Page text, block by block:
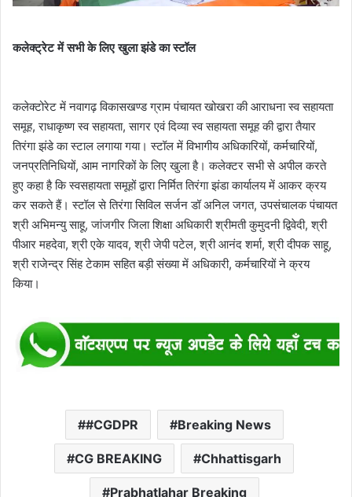
कलेक्ट्रेट में सभी के लिए खुला झंडे का स्टॉल
कलेक्टोरेट में नवागढ़ विकासखण्ड ग्राम पंचायत खोखरा की आराधना स्व सहायता
समूह, राधाकृष्ण स्व सहायता, सागर एवं दिव्या स्व सहायता समूह की द्वारा तैयार
तिरंगा झंडे का स्टाल लगाया गया। स्टॉल में विभागीय अधिकारियों, कर्मचारियों,
जनप्रतिनिधियों, आम नागरिकों के लिए खुला है। कलेक्टर सभी से अपील करते
हुए कहा है कि स्वसहायता समूहों द्वारा निर्मित तिरंगा झंडा कार्यालय में आकर क्रय
कर सकते हैं। स्टॉल से तिरंगा सिविल सर्जन डॉ अनिल जगत, उपसंचालक पंचायत
श्री अभिमन्यु साहू, जांजगीर जिला शिक्षा अधिकारी श्रीमती कुमुदनी द्विवेदी, श्री
पीआर महदेवा, श्री एके यादव, श्री जेपी पटेल, श्री आनंद शर्मा, श्री दीपक साहू,
श्री राजेन्द्र सिंह टेकाम सहित बड़ी संख्या में अधिकारी, कर्मचारियों ने क्रय
किया।
#CGDPR Breaking News
CG BREAKING Chhattisgarh
Prabhatlahar Breaking